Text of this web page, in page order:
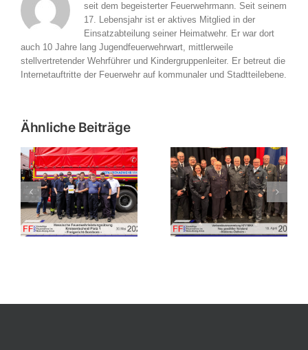
seit dem begeisterter Feuerwehrmann. Seit seinem
17. Lebensjahr ist er aktives Mitglied in der
Einsatzabteilung seiner Heimatwehr. Er war dort
auch 10 Jahre lang Jugendfeuerwehrwart, mittlerweile
stellvertretender Wehrführer und Kindergruppenleiter. Er betreut die
Internetauftritte der Feuerwehr auf kommunaler und Stadtteilebene.
Ähnliche Beiträge
Verbandsversammlung
des
Kreisfeuerwehrverbandes
Main-Kinzig-Kreis in
Nidderau-Ostheim
Einladung zur
Verbandsversammlung
2026